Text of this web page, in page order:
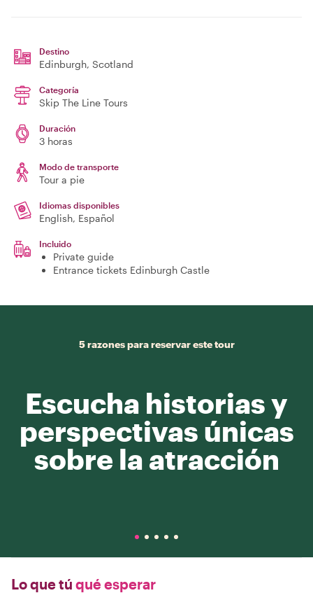
Destino
Edinburgh, Scotland
Categoría
Skip The Line Tours
Duración
3 horas
Modo de transporte
Tour a pie
Idiomas disponibles
English, Español
Incluido
Private guide
Entrance tickets Edinburgh Castle
5 razones para reservar este tour
Escucha historias y
perspectivas únicas
sobre la atracción
Lo que tú qué esperar